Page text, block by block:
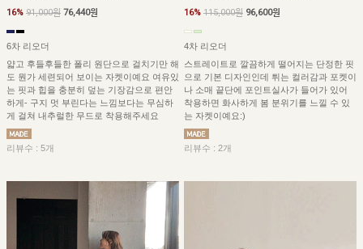
16% 91,000원 76,440원
6차 리오더
얇고 후들후들한 폴리 원단으로 걸치기만 해
도 뭔가 세련되어 보이는 자켓이예요 여유있
는 핏과 힙을 충분히 덮는 기장감으로 편안
하게- 구지 멋 부린다는 느낌보다는 무심하
게 걸쳐 내추럴한 무드로 착용해주세요
리뷰수 : 5개
16% 115,000원 96,600원
4차 리오더
스트레이트로 깔끔하게 떨어지는 단정한 핏
으로 기본 디자인인데 튀는 컬러감과 포켓이
나 소매 끝단에 포인트실사가 들어가 있어
착용하면 화사하게 봄 분위기를 느낄 수 있
는 자켓이예요:)
리뷰수 : 2개